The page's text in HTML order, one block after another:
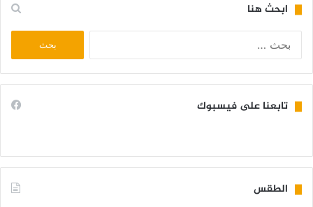
ابحث هنا
تابعنا على فيسبوك
الطقس